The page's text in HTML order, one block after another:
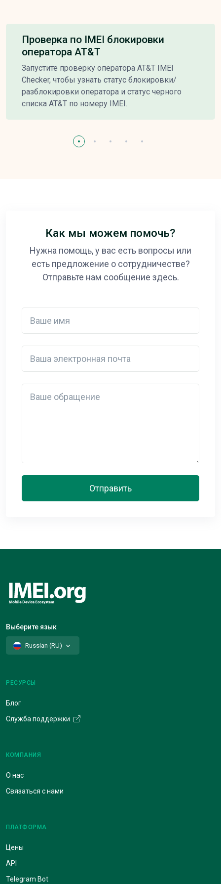
Проверка по IMEI блокировки
оператора AT&T
Запустите проверку оператора AT&T IMEI
Checker, чтобы узнать статус блокировки/
разблокировки оператора и статус черного
списка AT&T по номеру IMEI.
Как мы можем помочь?
Нужна помощь, у вас есть вопросы или
есть предложение о сотрудничестве?
Отправьте нам сообщение здесь.
Отправить
Выберите язык
Russian (RU)
РЕСУРСЫ
Блог
Служба поддержки
КОМПАНИЯ
О нас
Связаться с нами
ПЛАТФОРМА
Цены
API
Telegram Bot